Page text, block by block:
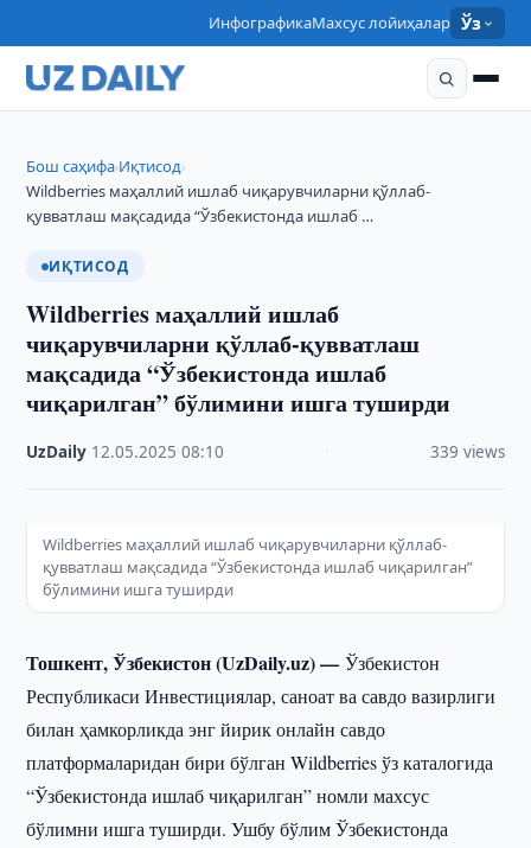
ИнфографикаМахсус лойиҳалар Ўз
Бош саҳифа›Иқтисод›
Wildberries маҳаллий ишлаб чиқарувчиларни қўллаб-
қувватлаш мақсадида “Ўзбекистонда ишлаб …
ИҚТИСОД
Wildberries маҳаллий ишлаб
чиқарувчиларни қўллаб-қувватлаш
мақсадида “Ўзбекистонда ишлаб
чиқарилган” бўлимини ишга туширди
UzDaily 12.05.2025 ·08:10 339 views
Wildberries маҳаллий ишлаб чиқарувчиларни қўллаб-
қувватлаш мақсадида “Ўзбекистонда ишлаб чиқарилган”
бўлимини ишга туширди
Тошкент, Ўзбекистон (UzDaily.uz) —Ўзбекистон
Республикаси Инвестициялар, саноат ва савдо вазирлиги
билан ҳамкорликда энг йирик онлайн савдо
платформаларидан бири бўлган Wildberries ўз каталогида
“Ўзбекистонда ишлаб чиқарилган” номли махсус
бўлимни ишга туширди. Ушбу бўлим Ўзбекистонда